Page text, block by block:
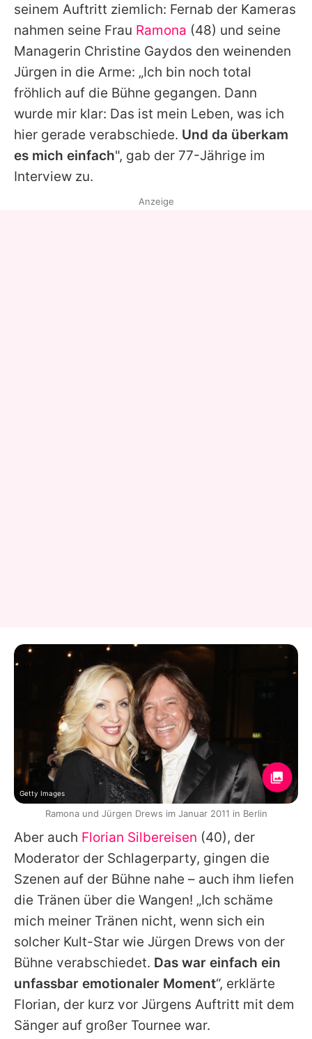
seinem Auftritt ziemlich: Fernab der Kameras
nahmen seine Frau Ramona (48) und seine
Managerin Christine Gaydos den weinenden
Jürgen in die Arme: „Ich bin noch total
fröhlich auf die Bühne gegangen. Dann
wurde mir klar: Das ist mein Leben, was ich
hier gerade verabschiede. Und da überkam
es mich einfach", gab der 77-Jährige im
Interview zu.
Aber auch Florian Silbereisen (40), der
Moderator der Schlagerparty, gingen die
Szenen auf der Bühne nahe – auch ihm liefen
die Tränen über die Wangen! „Ich schäme
mich meiner Tränen nicht, wenn sich ein
solcher Kult-Star wie Jürgen Drews von der
Bühne verabschiedet. Das war einfach ein
unfassbar emotionaler Moment“, erklärte
Florian, der kurz vor Jürgens Auftritt mit dem
Sänger auf großer Tournee war.
Anzeige
Getty Images
Ramona und Jürgen Drews im Januar 2011 in Berlin